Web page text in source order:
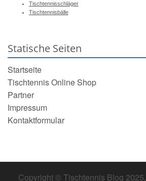
Tischtennisschläger
Tischtennisbälle
Statische Seiten
Startseite
Tischtennis Online Shop
Partner
Impressum
Kontaktformular
Copyright © Tischtennis Blog 2025.